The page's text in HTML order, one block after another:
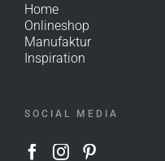
Home
Onlineshop
Manufaktur
Inspiration
SOCIAL MEDIA